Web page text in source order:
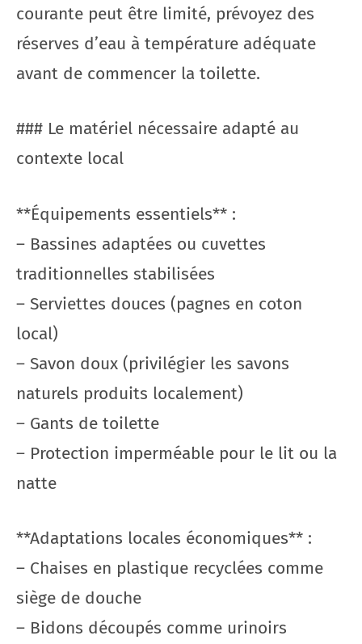
courante peut être limité, prévoyez des
réserves d’eau à température adéquate
avant de commencer la toilette.
### Le matériel nécessaire adapté au
contexte local
**Équipements essentiels** :
– Bassines adaptées ou cuvettes
traditionnelles stabilisées
– Serviettes douces (pagnes en coton
local)
– Savon doux (privilégier les savons
naturels produits localement)
– Gants de toilette
– Protection imperméable pour le lit ou la
natte
**Adaptations locales économiques** :
– Chaises en plastique recyclées comme
siège de douche
– Bidons découpés comme urinoirs